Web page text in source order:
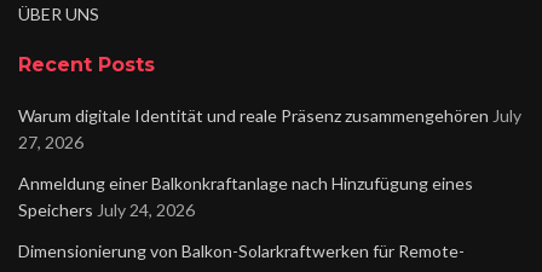
ÜBER UNS
Recent Posts
Warum digitale Identität und reale Präsenz zusammengehören July
27, 2026
Anmeldung einer Balkonkraftanlage nach Hinzufügung eines
Speichers July 24, 2026
Dimensionierung von Balkon-Solarkraftwerken für Remote-